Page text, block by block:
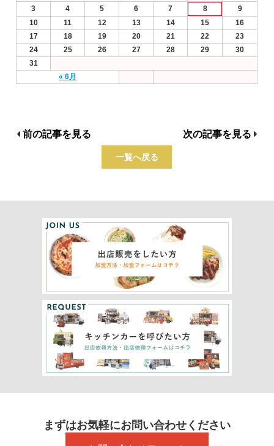
« 6月
3
4 5 6 7 8
9
10
11 12 13 14 15
16
17
18 19 20 21 22
23
24
25 26 27 28 29
30
31
前の記事を見る
一覧へ戻る
次の記事を見る
まずはお気軽にお問い合わせください